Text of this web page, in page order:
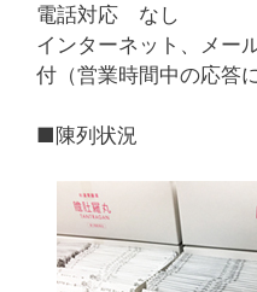
電話対応 なし
インターネット、メー
付（営業時間中の応答
■陳列状況